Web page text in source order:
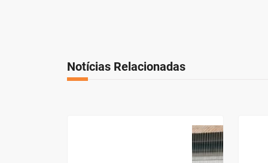
Notícias Relacionadas